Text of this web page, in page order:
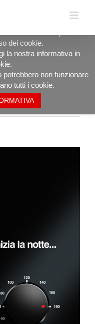
Successivo
LA MIGLIORE
POSSIBILE.
dei cookie.
la nostra informativa in
non funzionare
tutti i cookie.